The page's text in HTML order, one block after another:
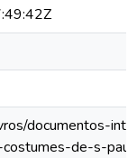
documentos-
de-s-